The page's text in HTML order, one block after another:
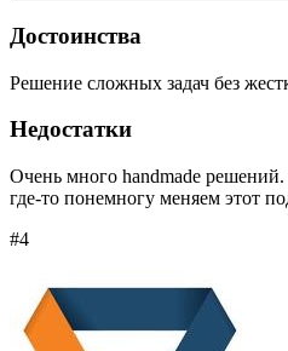
Достоинства
Решение сложных задач без
Недостатки
Очень много handmade
где-то понемногу меняем этот
#4